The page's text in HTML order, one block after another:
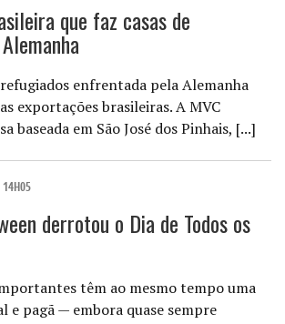
que faz casas de
enfrentada pela Alemanha
exportações brasileiras. A MVC
baseada em São José dos Pinhais, [...]
derrotou o Dia de Todos os
têm ao mesmo tempo uma
e pagã — embora quase sempre